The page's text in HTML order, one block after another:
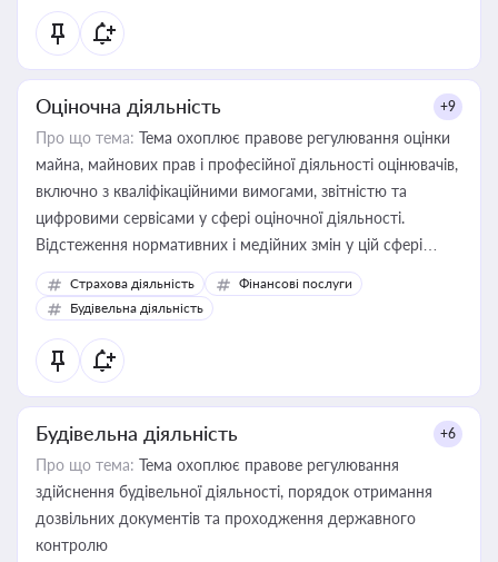
Оціночна діяльність +9
Про що тема: Тема охоплює правове регулювання оцінки
майна, майнових прав і професійної діяльності оцінювачів,
включно з кваліфікаційними вимогами, звітністю та
цифровими сервісами у сфері оціночної діяльності.
Відстеження нормативних і медійних змін у цій сфері
корисне для власника бізнесу, керівника, юриста або
бухгалтера під час оподаткування, приватизації, оренди
державного майна, корпоративних угод і перевірки
статусу суб'єктів оціночної діяльності
Страхова діяльність
Фінансові послуги
Будівельна діяльність
Будівельна діяльність +6
Про що тема: Тема охоплює правове регулювання
здійснення будівельної діяльності, порядок отримання
дозвільних документів та проходження державного
контролю